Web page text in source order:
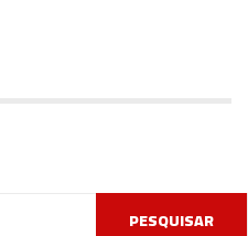
PESQUISAR